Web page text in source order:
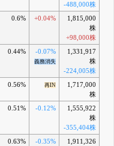
-488,000株
0.6% +0.04%
1,815,000
株
+98,000株
0.44% -0.07%
義務消失
1,331,917
株
-224,005株
0.56% 再IN
1,717,000
株
0.51% -0.12%
1,555,922
株
-355,404株
0.63% -0.35%
1,911,326